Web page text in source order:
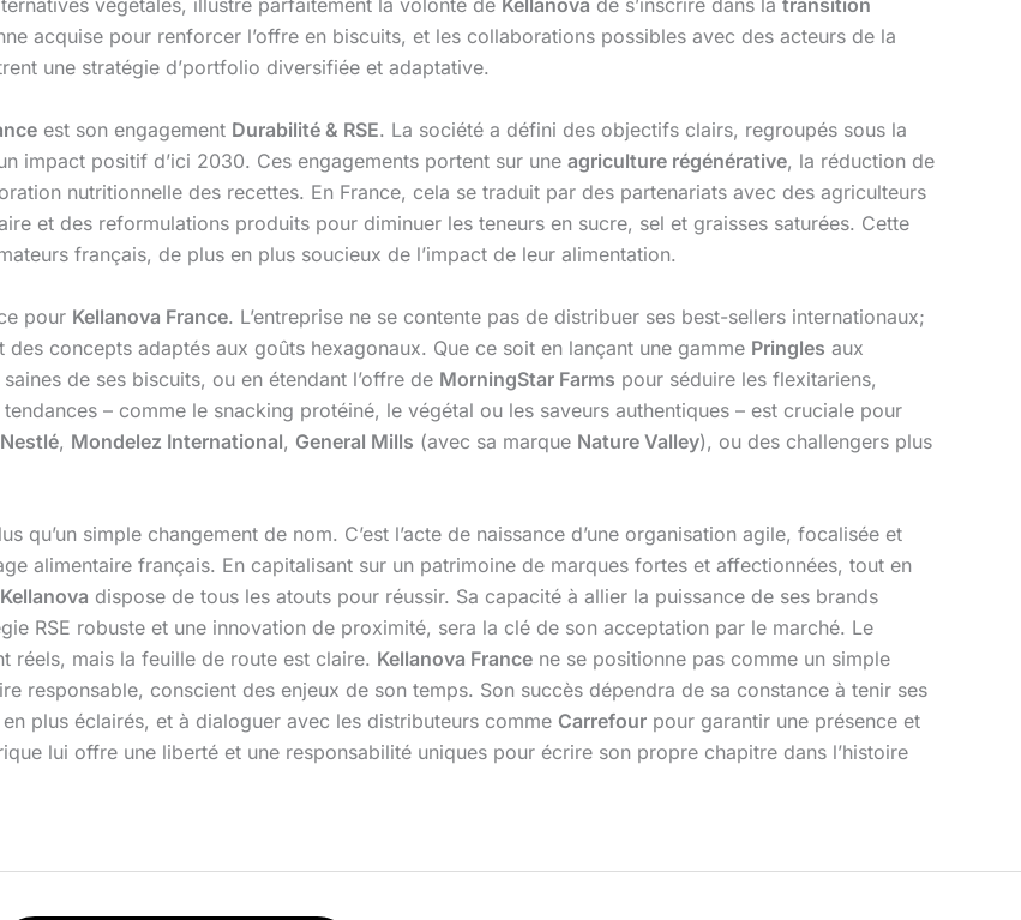
végétales, illustre parfaitement la volonté de Kellanova de s’inscrire dans la transition
acquise pour renforcer l’offre en biscuits, et les collaborations possibles avec des acteurs de la
une stratégie d’portfolio diversifiée et adaptative.
est son engagement Durabilité & RSE. La société a défini des objectifs clairs, regroupés sous la
impact positif d’ici 2030. Ces engagements portent sur une agriculture régénérative, la réduction de
nutritionnelle des recettes. En France, cela se traduit par des partenariats avec des agriculteurs
et des reformulations produits pour diminuer les teneurs en sucre, sel et graisses saturées. Cette
français, de plus en plus soucieux de l’impact de leur alimentation.
pour Kellanova France. L’entreprise ne se contente pas de distribuer ses best-sellers internationaux;
concepts adaptés aux goûts hexagonaux. Que ce soit en lançant une gamme Pringles aux
de ses biscuits, ou en étendant l’offre de MorningStar Farms pour séduire les flexitariens,
– comme le snacking protéiné, le végétal ou les saveurs authentiques – est cruciale pour
Nestlé, Mondelez International, General Mills (avec sa marque Nature Valley), ou des challengers plus
qu’un simple changement de nom. C’est l’acte de naissance d’une organisation agile, focalisée et
alimentaire français. En capitalisant sur un patrimoine de marques fortes et affectionnées, tout en
Kellanova dispose de tous les atouts pour réussir. Sa capacité à allier la puissance de ses brands
RSE robuste et une innovation de proximité, sera la clé de son acceptation par le marché. Le
réels, mais la feuille de route est claire. Kellanova France ne se positionne pas comme un simple
responsable, conscient des enjeux de son temps. Son succès dépendra de sa constance à tenir ses
plus éclairés, et à dialoguer avec les distributeurs comme Carrefour pour garantir une présence et
lui offre une liberté et une responsabilité uniques pour écrire son propre chapitre dans l’histoire